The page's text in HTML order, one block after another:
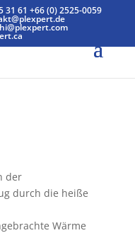
31 61+66 (0) 2525-0059
der
durch die heiße
Wärme